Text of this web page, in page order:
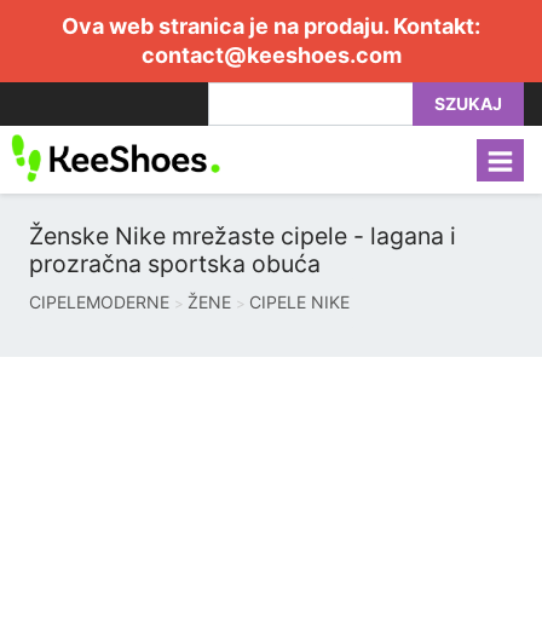
Ova web stranica je na prodaju. Kontakt:
contact@keeshoes.com
SZUKAJ
Ženske Nike mrežaste cipele - lagana i
prozračna sportska obuća
CIPELEMODERNE ŽENE CIPELE NIKE